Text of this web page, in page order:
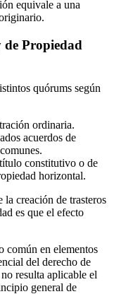
equivale a una
de Propiedad
quórums según
ordinaria.
acuerdos de
constitutivo o de
horizontal.
la creación de trasteros
es que el efecto
común en elementos
del derecho de
resulta aplicable el
general de